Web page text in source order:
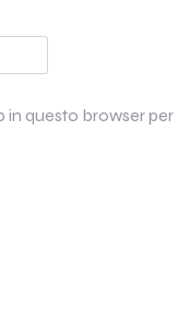
in questo browser per